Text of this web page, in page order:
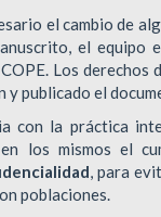
el cambio de
el equipo
Los derechos
y publicado el
con la práctica
los mismos el
, para
poblaciones.